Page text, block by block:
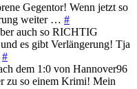
Gegentor! Wenn jetzt so
weiter … #
auch so RICHTIG
es gibt Verlängerung! Tja
#
dem 1:0 von Hannover96
zu so einem Krimi! Mein